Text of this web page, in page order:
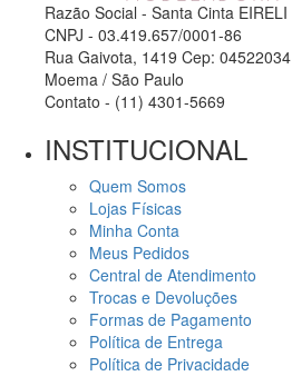
Razão Social - Santa Cinta EIRELI
CNPJ - 03.419.657/0001-86
Rua Gaivota, 1419 Cep: 04522034
Moema / São Paulo
Contato - (11) 4301-5669
INSTITUCIONAL
Quem Somos
Lojas Físicas
Minha Conta
Meus Pedidos
Central de Atendimento
Trocas e Devoluções
Formas de Pagamento
Política de Entrega
Política de Privacidade